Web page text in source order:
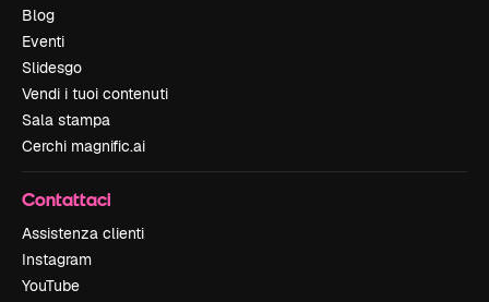
Blog
Eventi
Slidesgo
Vendi i tuoi contenuti
Sala stampa
Cerchi magnific.ai
Contattaci
Assistenza clienti
Instagram
YouTube